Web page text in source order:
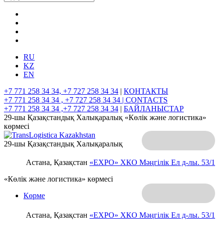
RU
KZ
EN
+7 771 258 34 34, +7 727 258 34 34 | КОНТАКТЫ
+7 771 258 34 34 , +7 727 258 34 34 | CONTACTS
+7 771 258 34 34 ,+7 727 258 34 34 | БАЙЛАНЫСТАР
29-шы Қазақстандық Халықаралық «Көлік және логистика»
көрмесі
Астана, Қазақстан «EXPO» ХКО Мәңгілік Ел д-лы. 53/1
29-шы Қазақстандық Халықаралық
«Көлік және логистика» көрмесі
Астана, Қазақстан «EXPO» ХКО Мәңгілік Ел д-лы. 53/1
Көрме